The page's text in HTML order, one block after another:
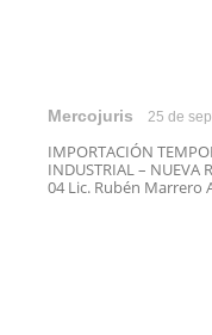
Mercojuris 25 de
IMPORTACIÓN
INDUSTRIAL – NUEVA
04 Lic. Rubén Marrero